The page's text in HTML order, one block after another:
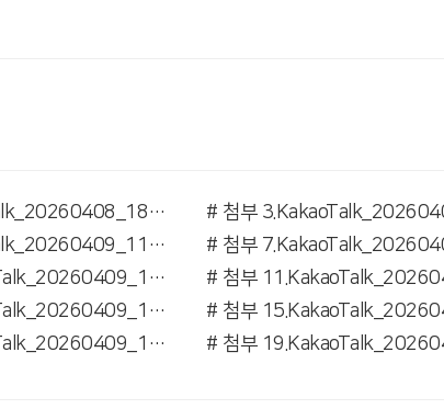
# 첨부 2.KakaoTalk_20260408_185729627.jpg
# 첨부 6.KakaoTalk_20260409_110716749_04 (1).jpg
# 첨부 10.KakaoTalk_20260409_110716749_08 (1).jpg
# 첨부 14.KakaoTalk_20260409_110716749_12.jpg
# 첨부 18.KakaoTalk_20260409_110716749_16.jpg